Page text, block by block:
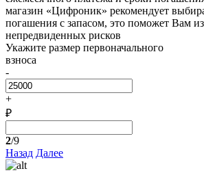
магазин «Цифроник» рекомендует
погашения с запасом, это поможет Вам
непредвиденных рисков
Укажите размер первоначального
взноса
-
+
₽
2/9
Назад Далее